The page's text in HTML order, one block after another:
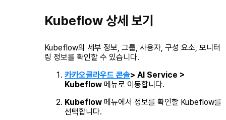
Kubeflow 상세 보기
Kubeflow의 세부 정보, 그룹, 사용자, 구성 요소, 모니터
링 정보를 확인할 수 있습니다.
카카오클라우드 콘솔> AI Service >
Kubeflow 메뉴로 이동합니다.
Kubeflow 메뉴에서 정보를 확인할 Kubeflow를
선택합니다.